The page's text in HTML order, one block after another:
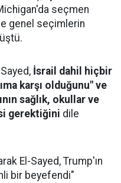
seçmen
genel seçimlerin
İsrail dahil hiçbir
karşı olduğunu" ve
sağlık, okullar ve
gerektiğini dile
El-Sayed, Trump'ın
bir beyefendi"